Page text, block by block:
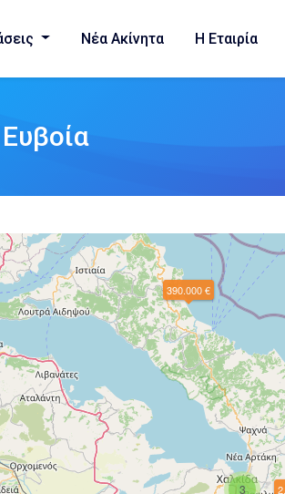
Νέα Ακίνητα Η Εταιρία
3
390.000 €